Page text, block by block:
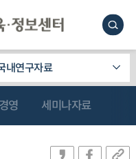
내연구자료
영 세미나자료